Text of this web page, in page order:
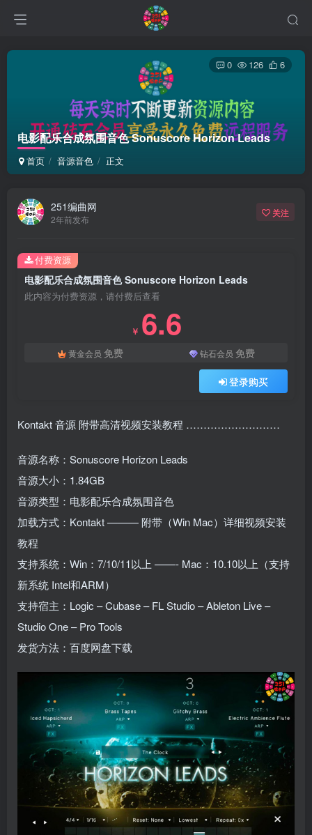
电影配乐合成氛围音色 Sonuscore Horizon Leads
首页 音源音色 正文
0 126 6
251编曲网
2年前发布
关注
电影配乐合成氛围音色 Sonuscore Horizon Leads
此内容为付费资源，请付费后查看
￥ 6.6
黄金会员 免费 钻石会员 免费
登录购买
付费资源
Kontakt 音源 附带高清视频安装教程 ………………………
音源名称：Sonuscore Horizon Leads
音源大小：1.84GB
音源类型：电影配乐合成氛围音色
加载方式：Kontakt ——— 附带（Win Mac）详细视频安装
教程
支持系统：Win：7/10/11以上 ——- Mac：10.10以上（支持
新系统 Intel和ARM）
支持宿主：Logic – Cubase – FL Studio – Ableton Live –
Studio One – Pro Tools
发货方法：百度网盘下载